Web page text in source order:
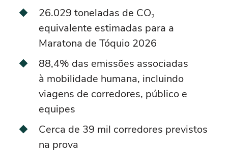
26.029 toneladas de CO₂
equivalente estimadas para a
Maratona de Tóquio 2026
88,4% das emissões associadas
à mobilidade humana, incluindo
viagens de corredores, público e
equipes
Cerca de 39 mil corredores previstos
na prova